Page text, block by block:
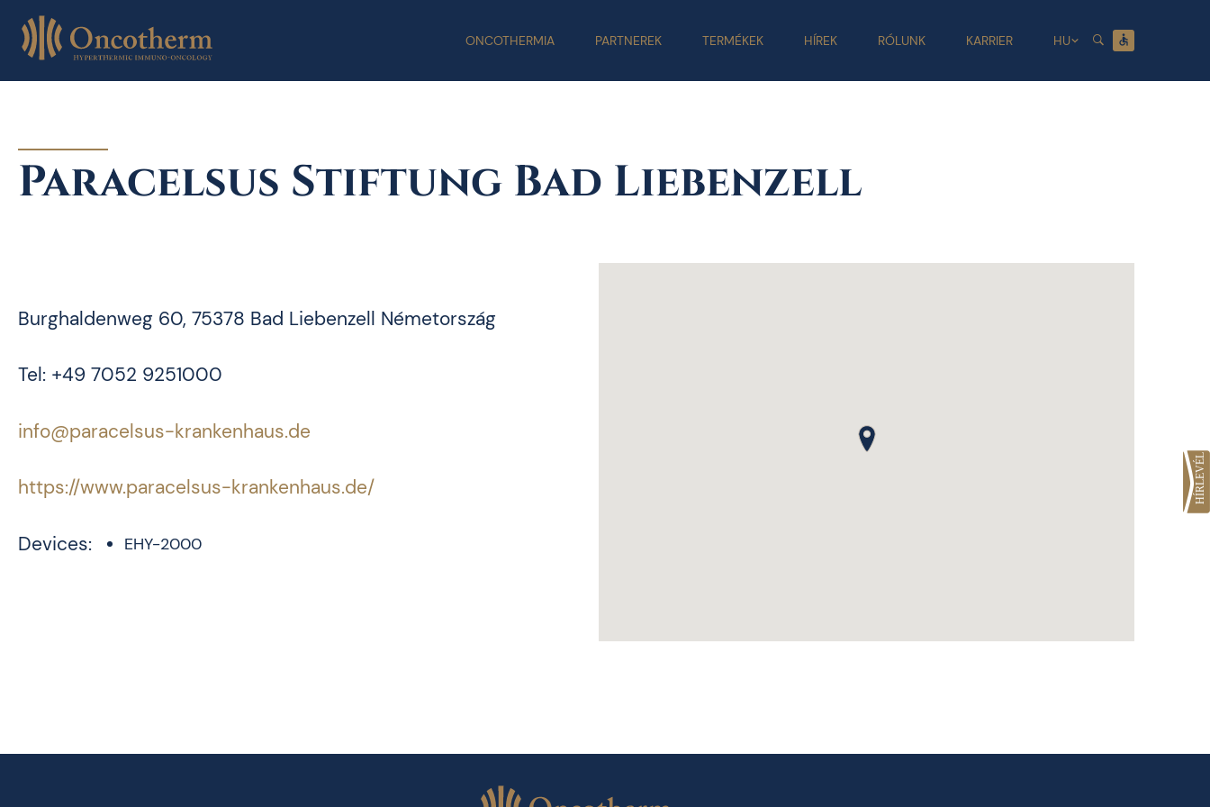
ONCOTHERMIA PARTNEREK TERMÉKEK HÍREK RÓLUNK KARRIER HU
Paracelsus Stiftung Bad Liebenzell
Burghaldenweg 60, 75378 Bad Liebenzell Németország
Tel: +49 7052 9251000
info@paracelsus-krankenhaus.de
https://www.paracelsus-krankenhaus.de/
Devices: EHY-2000